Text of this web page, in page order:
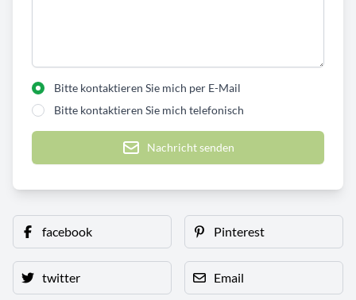
Bitte kontaktieren Sie mich per E-Mail
Bitte kontaktieren Sie mich telefonisch
Nachricht senden
facebook Pinterest
twitter Email